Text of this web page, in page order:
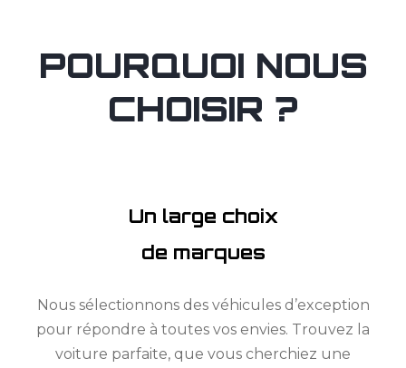
POURQUOI NOUS
CHOISIR ?
Un large choix
de marques
Nous sélectionnons des véhicules d’exception
pour répondre à toutes vos envies. Trouvez la
voiture parfaite, que vous cherchiez une